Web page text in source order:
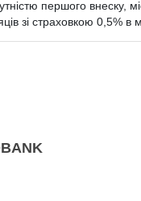
першого
зі страховкою 0,5% в